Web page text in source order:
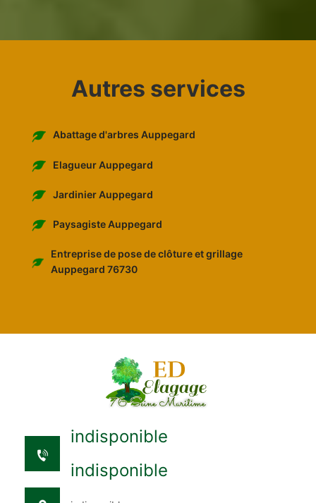
Autres services
Abattage d'arbres Auppegard
Elagueur Auppegard
Jardinier Auppegard
Paysagiste Auppegard
Entreprise de pose de clôture et grillage
Auppegard 76730
indisponible
indisponible